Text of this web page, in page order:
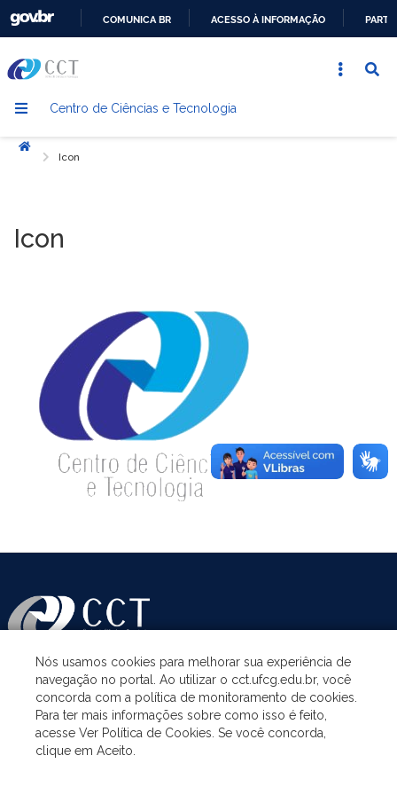
CONTEÚDO
COMUNICA BR ACESSO À INFORMAÇÃO
Centro de Ciências e Tecnologia
Início
Icon
Icon
ASSUNTOS
ACESSO À INFORMAÇÃO
Nós usamos cookies para melhorar sua experiência de
navegação no portal. Ao utilizar o cct.ufcg.edu.br, você
concorda com a política de monitoramento de cookies.
Para ter mais informações sobre como isso é feito,
acesse Ver Política de Cookies. Se você concorda,
clique em Aceito.